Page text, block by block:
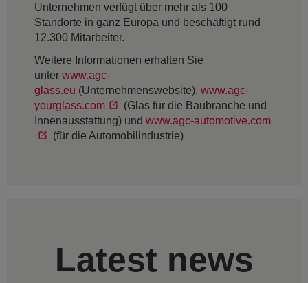
Unternehmen verfügt über mehr als 100
Standorte in ganz Europa und beschäftigt rund
12.300 Mitarbeiter.
Weitere Informationen erhalten Sie
unter www.agc-
glass.eu (Unternehmenswebsite), www.agc-
yourglass.com
(Glas für die Baubranche und
Innenausstattung) und www.agc-automotive.com
(für die Automobilindustrie)
Latest news